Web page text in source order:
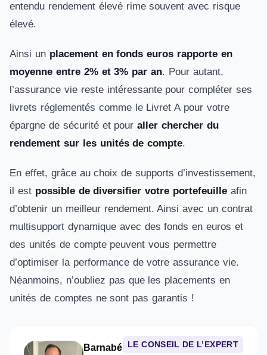
entendu rendement élevé rime souvent avec risque
élevé.
Ainsi un placement en fonds euros rapporte en
moyenne entre 2% et 3% par an. Pour autant,
l’assurance vie reste intéressante pour compléter ses
livrets réglementés comme le Livret A pour votre
épargne de sécurité et pouraller chercher du
rendement sur les unités de compte.
En effet, grâce au choix de supports d’investissement,
il est possible de diversifier votre portefeuille afin
d’obtenir un meilleur rendement. Ainsi avec un contrat
multisupport dynamique avec des fonds en euros et
des unités de compte peuvent vous permettre
d’optimiser la performance de votre assurance vie.
Néanmoins, n’oubliez pas que les placements en
unités de comptes ne sont pas garantis !
LE CONSEIL DE L’EXPERT
Barnabé Masquelier– Conseiller en